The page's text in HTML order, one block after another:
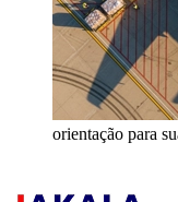
orientação para